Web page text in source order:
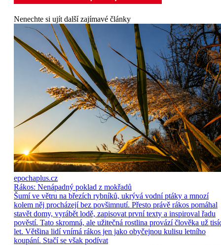
Nenechte si ujít další zajímavé články
epochaplus.cz
Rákos: Nenápadný poklad z mokřadů
Šumí ve větru na březích rybníků, ukrývá vodní ptáky a mnozí
kolem něj procházejí bez povšimnutí. Přesto právě rákos pomáhal
stavět domy, vyrábět lodě, zapisovat první texty a inspiroval řadu
pověstí. Tato skromná, ale užitečná rostlina provází člověka už
let. Většina lidí vnímá rákos jen jako obyčejnou kulisu letního
koupání. Stačí se však podívat